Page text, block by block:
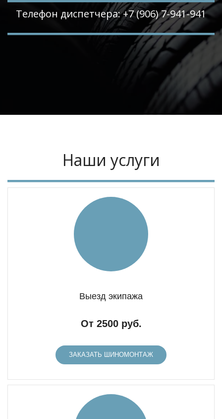
Телефон диспетчера: +7 (906) 7-941-941
Наши услуги
Выезд экипажа
От 2500 руб.
ЗАКАЗАТЬ ШИНОМОНТАЖ